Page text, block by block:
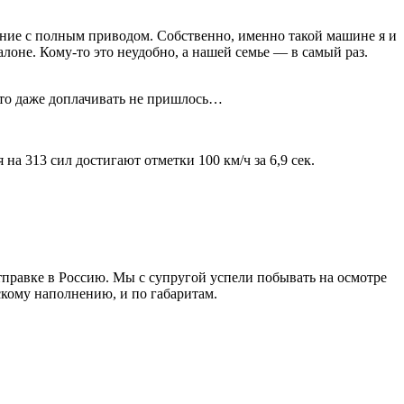
с полным приводом. Собственно, именно такой машине я и
Кому-то это неудобно, а нашей семье — в самый раз.
даже доплачивать не пришлось…
313 сил достигают отметки 100 км/ч за 6,9 cек.
в Россию. Мы с супругой успели побывать на осмотре
наполнению, и по габаритам.